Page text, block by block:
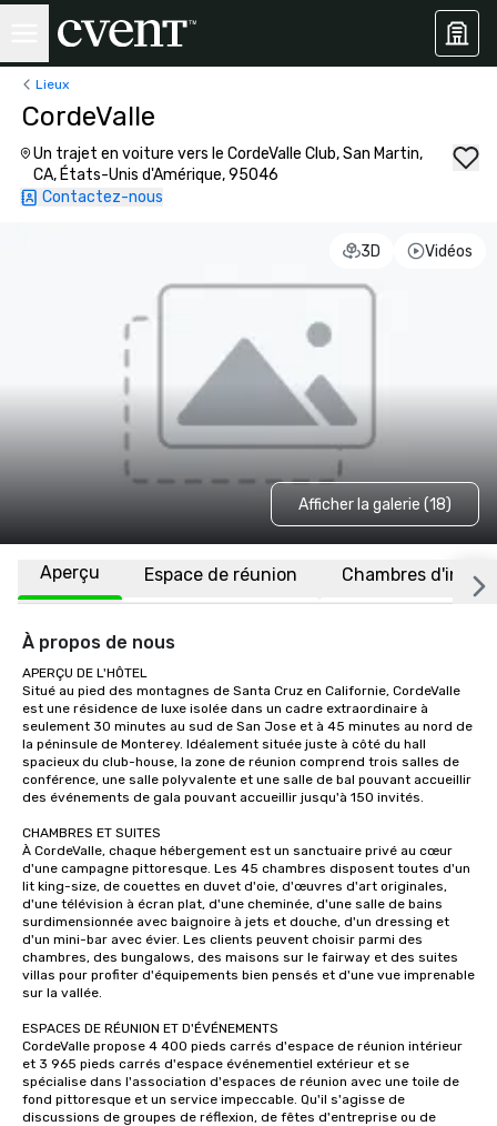
Lieux
CordeValle
Un trajet en voiture vers le CordeValle Club, San Martin,
CA, États-Unis d'Amérique, 95046
Contactez-nous
3D Vidéos
Afficher la galerie (18)
Aperçu Espace de réunion Chambres
À propos de nous
APERÇU DE L'HÔTEL
Situé au pied des montagnes de Santa Cruz en Californie, CordeValle
est une résidence de luxe isolée dans un cadre extraordinaire à
seulement 30 minutes au sud de San Jose et à 45 minutes au nord de
la péninsule de Monterey. Idéalement située juste à côté du hall
spacieux du club-house, la zone de réunion comprend trois salles de
conférence, une salle polyvalente et une salle de bal pouvant accueillir
des événements de gala pouvant accueillir jusqu'à 150 invités.
CHAMBRES ET SUITES
À CordeValle, chaque hébergement est un sanctuaire privé au cœur
d'une campagne pittoresque. Les 45 chambres disposent toutes d'un
lit king-size, de couettes en duvet d'oie, d'œuvres d'art originales,
d'une télévision à écran plat, d'une cheminée, d'une salle de bains
surdimensionnée avec baignoire à jets et douche, d'un dressing et
d'un mini-bar avec évier. Les clients peuvent choisir parmi des
chambres, des bungalows, des maisons sur le fairway et des suites
villas pour profiter d'équipements bien pensés et d'une vue imprenable
sur la vallée.
ESPACES DE RÉUNION ET D'ÉVÉNEMENTS
CordeValle propose 4 400 pieds carrés d'espace de réunion intérieur
et 3 965 pieds carrés d'espace événementiel extérieur et se
spécialise dans l'association d'espaces de réunion avec une toile de
fond pittoresque et un service impeccable. Qu'il s'agisse de
discussions de groupes de réflexion, de fêtes d'entreprise ou de